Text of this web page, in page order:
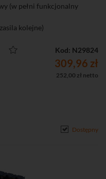
(w pełni funkcjonalny
kolejne)
z UTP
kamery
konfiguracji
Kod: N29824
309,96 zł
252,00 zł netto
Dostępny